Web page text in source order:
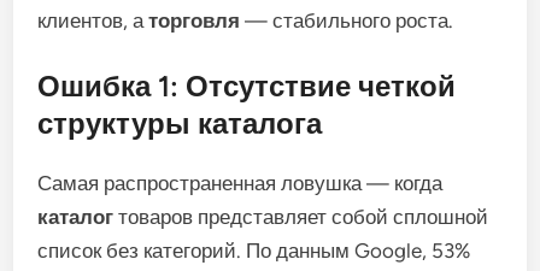
клиентов, аторговля — стабильного роста.
Ошибка 1: Отсутствие четкой
структуры каталога
Самая распространенная ловушка — когда
каталог товаров представляет собой сплошной
список без категорий. По данным Google, 53%